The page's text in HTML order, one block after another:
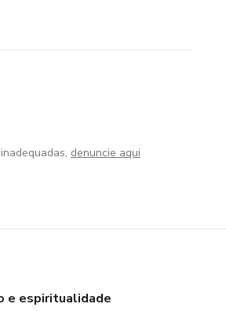
denuncie aqui
e espiritualidade